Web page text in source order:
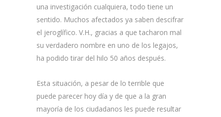
una investigación cualquiera, todo tiene un
sentido. Muchos afectados ya saben descifrar
el jeroglífico. V.H., gracias a que tacharon mal
su verdadero nombre en uno de los legajos,
ha podido tirar del hilo 50 años después.
Esta situación, a pesar de lo terrible que
puede parecer hoy día y de que a la gran
mayoría de los ciudadanos les puede resultar